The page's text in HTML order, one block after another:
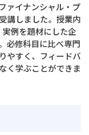
ァイナンシャル・プ
講しました。授業内
例を題材にした企
必修科目に比べ専門
やすく、フィードバ
く学ぶことができま